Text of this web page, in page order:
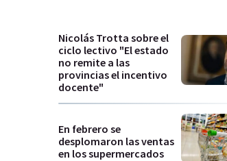
Nicolás Trotta sobre el
ciclo lectivo "El estado
no remite a las
provincias el incentivo
docente"
En febrero se
desplomaron las ventas
en los supermercados